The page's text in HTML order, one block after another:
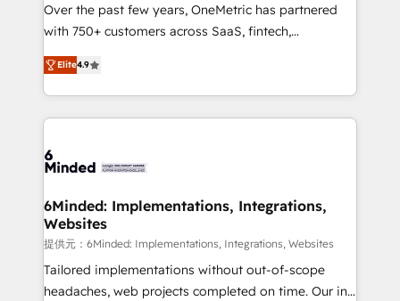
Award: Best Integration • 150+ successful HubSpot
projects • Clients in 30+ industries • Proprietary
technology for integrations • Multilingual team:
English, Spanish, Portuguese & Italian 👉 Grow
smarter with AI and HubSpot.
Over the past few years, OneMetric has partnered
with 750+ customers across SaaS, fintech,
healthcare, real estate, and other industries. With
150+ HubSpot-certified experts, we deliver scalable
solutions to complex GTM and RevOps challenges.
Our Expertise 🔹 Onboarding & Implementation:
tailored to your GTM motion. 🔹 Migrations: Move
downtime. 🔹 RevOps Strategy: Align teams,
processes, and data to drive revenue efficiency. 🔹
Integrations: Connect HubSpot with your tech stack
for better adoption. 🔹 Custom Solutions: Build
tailored apps, workflows, and configurations. We are
Elite4.9
6Minded: Implementations, Integrations,
Websites
提供元：6Minded: Implementations, Integrations, Websites
Tailored implementations without out-of-scope
headaches, web projects completed on time. Our in-